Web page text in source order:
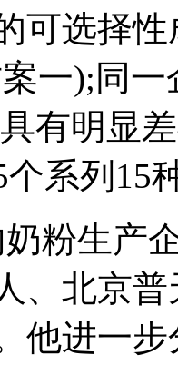
可选择
一);同
有明显
系列15
生产企
、北京
他进一